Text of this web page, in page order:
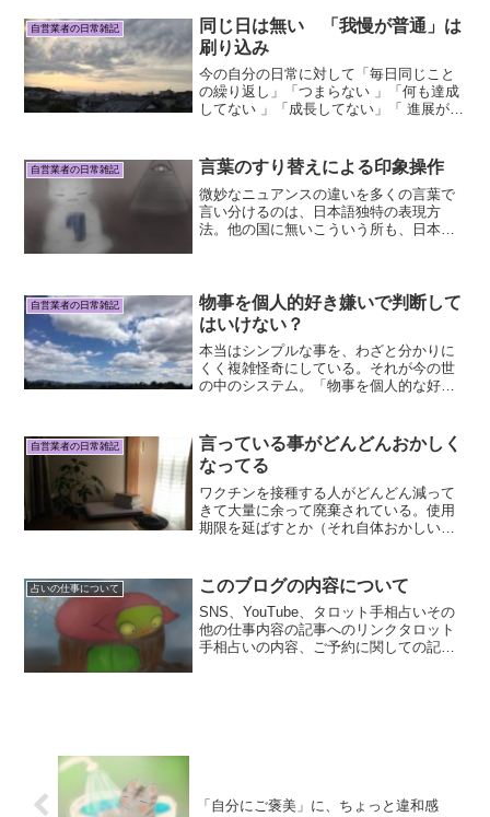
ちらが正しいかで争うことになり、どち
らかが我慢して相手に合わ...
自営業者の日常雑記
同じ日は無い 「我慢が普通」は
刷り込み
今の自分の日常に対して「毎日同じこと
の繰り返し」「つまらない 」「何も達成
してない 」「成長してない」「 進展が無
とうのも一切無い。毎日、毎秒変化して
いる。大きく変化...
自営業者の日常雑記 言葉のすり替えによる印象操作
微妙なニュアンスの違いを多くの言葉で
言い分けるのは、日本語独特の表現方
法。他の国に無いこういう所も、日本語
内容は変わらないものを、言...
自営業者の日常雑記
物事を個人的好き嫌いで判断して
はいけない？
本当はシンプルな事を、わざと分かりに
くく複雑怪奇にしている。それが今の世
の中のシステム。「物事を個人的な好き
しないなら何で判断するのかと思う。周
りを見て合わせるという...
自営業者の日常雑記
言っている事がどんどんおかしく
なってる
ワクチンを接種する人がどんどん減って
きて大量に余って廃棄されている。使用
期限を延ばすとか（それ自体おかしいけ
にこれからも捨てる事になる。その事に
対して政府は、接種回数が...
占いの仕事について このブログの内容について
SNS、YouTube、タロット手相占いその
他の仕事内容の記事へのリンクタロット
手相占いの内容、ご予約に関しての記事
「自分にご褒美」に、ちょっと違和感